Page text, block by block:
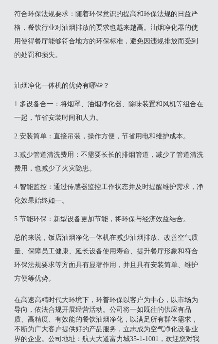
‌符合环保法规要求‌：随着环保意识的提高和环保法规的日益严
格，餐饮行业对油烟排放的要求也越来越高。油烟净化器的使
用使得餐厅能够符合地方的环保标准，避免因违规排放而受到
的处罚和损失‌。
油烟净化一体机的优势有哪些？
‌1.多设备合一‌：将烟罩、油烟净化器、除味装置和风机等组合在
一起，节省安装时间和人力‌。
‌2.安装简单‌：直接吊装，操作方便，节省用电和维护成本‌。
‌3.减少管道清洗费用‌：不需要长长的排烟管道，减少了管道清洗
费用，也减少了火灾隐患‌。
‌4.智能监控‌：通过传感器监控工作状态并及时提醒维护需求，净
化效果始终如一‌。
‌5.节能环保‌：新型设备更加节能，将环保与经济效益结合‌。
总的来说，饭店油烟净化一体机在减少油烟排放、改善空气质
量、保障员工健康、延长设备使用寿命、提升餐厅形象和符合
环保法规要求等方面具有显著作用，并且具有安装简单、维护
方便等优势。
在高速高精时代大环境下，环普环保以客户为中心，以市场为
导向，依法合规开展经营活动。公司将一如既往的供应有品
质、高精度、有效能的餐饮油烟净化，以满足所有群体需求，
不断为广大客户提供好的产品服务，立志成为空气净化设备业
界的企业。公司地址：航天大道富力城35-1-1001，欢迎您对我